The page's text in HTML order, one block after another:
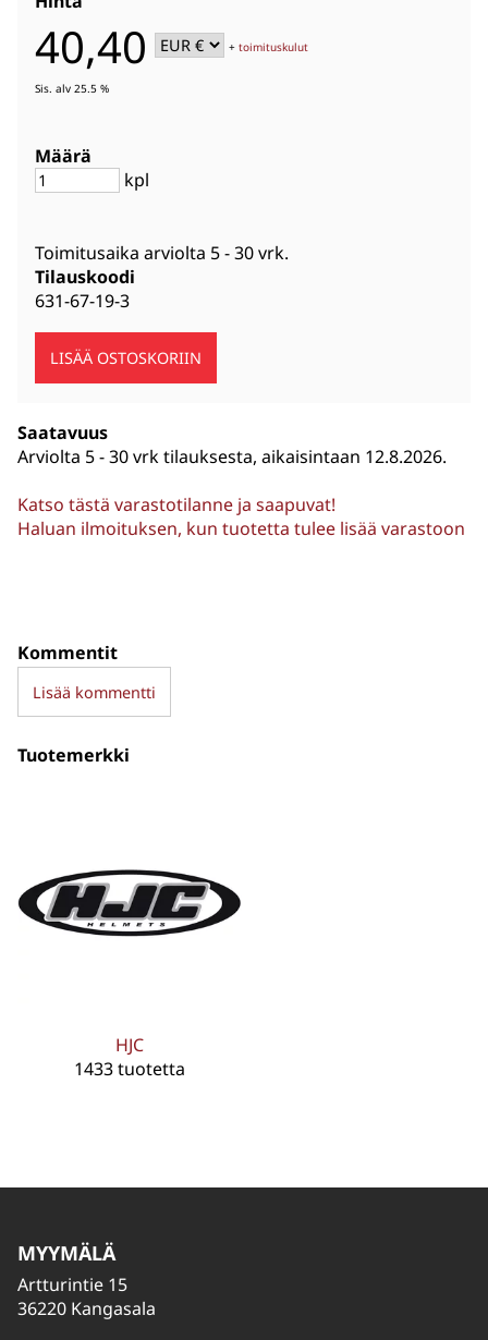
40,40 +toimituskulut
Sis. alv 25.5 %
Määrä
kpl
Toimitusaika arviolta 5 - 30 vrk.
Tilauskoodi
631-67-19-3
Saatavuus
Arviolta 5 - 30 vrk tilauksesta, aikaisintaan 12.8.2026.
Katso tästä varastotilanne ja saapuvat!
Haluan ilmoituksen, kun tuotetta tulee lisää varastoon
Kommentit
Lisää kommentti
Tuotemerkki
HJC
1433 tuotetta
MYYMÄLÄ
Artturintie 15
36220 Kangasala